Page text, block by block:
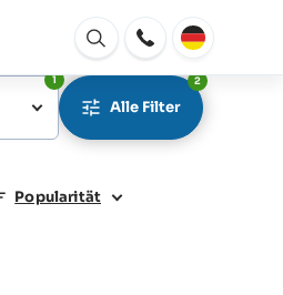
Fenster
Öffnen
1
Alle Filter
2
Popularität